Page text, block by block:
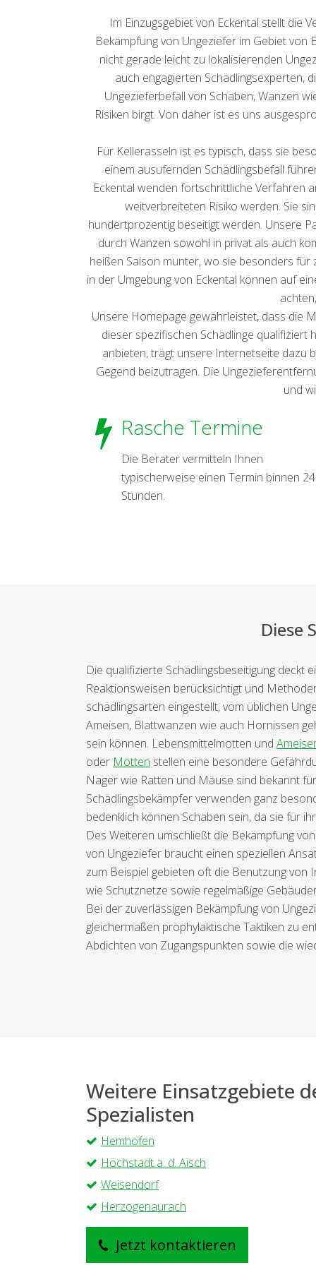
Im Einzugsgebiet von Eckental stellt die
Bekämpfung von Ungeziefer im Gebiet
nicht gerade leicht zu lokalisierenden
auch engagierten Schädlingsexperten,
Ungezieferbefall von Schaben, Wanzen
Risiken birgt. Von daher ist es uns
Für Kellerasseln ist es typisch, dass sie
einem ausufernden Schädlingsbefall
Eckental wenden fortschrittliche Verfahren
weitverbreiteten Risiko werden. Sie
hundertprozentig beseitigt werden. Unsere
durch Wanzen sowohl in privat als auch
heißen Saison munter, wo sie besonders
in der Umgebung von Eckental können auf
Unsere Homepage gewährleistet, dass die
dieser spezifischen Schädlinge
anbieten, trägt unsere Internetseite dazu
Gegend beizutragen. Die
und
Rasche Termine
Die Berater vermitteln Ihnen
typischerweise einen Termin binnen 24
Stunden.
Diese
Die qualifizierte Schädlingsbeseitigung deckt
Reaktionsweisen berücksichtigt und
schädlingsarten eingestellt, vom üblichen
Ameisen, Blattwanzen wie auch Hornissen
sein können. Lebensmittelmotten und
oder Motten stellen eine besondere
Nager wie Ratten und Mäuse sind bekannt
Schädlingsbekämpfer verwenden ganz
bedenklich können Schaben sein, da sie für
Des Weiteren umschließt die Bekämpfung
von Ungeziefer braucht einen speziellen
zum Beispiel gebieten oft die Benutzung
wie Schutznetze sowie regelmäßige
Bei der zuverlässigen Bekämpfung von
gleichermaßen prophylaktische Taktiken zu
Abdichten von Zugangspunkten sowie die
Weitere Einsatzgebiete
Spezialisten
Hemhofen
Höchstadt a. d. Aisch
Weisendorf
Herzogenaurach
Jetzt kontaktieren